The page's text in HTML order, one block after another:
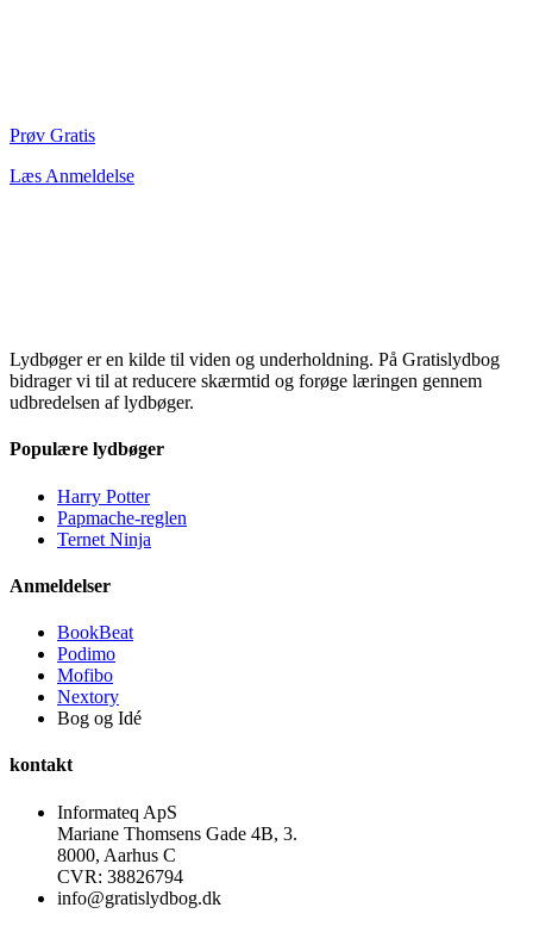
Prøv Gratis
Læs Anmeldelse
Lydbøger er en kilde til viden og underholdning. På Gratislydbog
bidrager vi til at reducere skærmtid og forøge læringen gennem
udbredelsen af lydbøger.
Populære lydbøger
Harry Potter
Papmache-reglen
Ternet Ninja
Anmeldelser
BookBeat
Podimo
Mofibo
Nextory
Bog og Idé
kontakt
Informateq ApS
Mariane Thomsens Gade 4B, 3.
8000, Aarhus C
CVR: 38826794
info@gratislydbog.dk